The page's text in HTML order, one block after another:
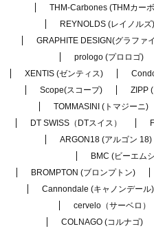
THM-Carbones (THMカー
REYNOLDS (レイノルズ)
GRAPHITE DESIGN(グラファ
prologo (プロロゴ)
XENTIS (ゼンティス)
Scope(スコープ)
ZIPP
TOMMASINI (トマジーニ)
DT SWISS（DTスイス）
ARGON18 (アルゴン 18)
BMC (ビーエム
BROMPTON (ブロンプトン)
Cannondale (キャノンデール)
cervelo（サーベロ）
COLNAGO (コルナゴ)